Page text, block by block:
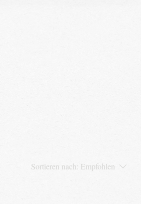
Sortieren nach: Empfohlen